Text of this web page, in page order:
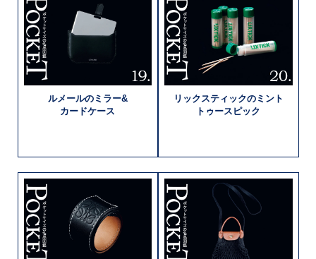
ルメールのミラー&
カードケース
リックスティックのミント
トゥースピック